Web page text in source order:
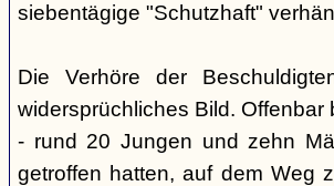
siebentägige "Schutzhaft"
Die Verhöre der
widersprüchliches Bild.
- rund 20 Jungen und zehn
getroffen hatten, auf dem Weg